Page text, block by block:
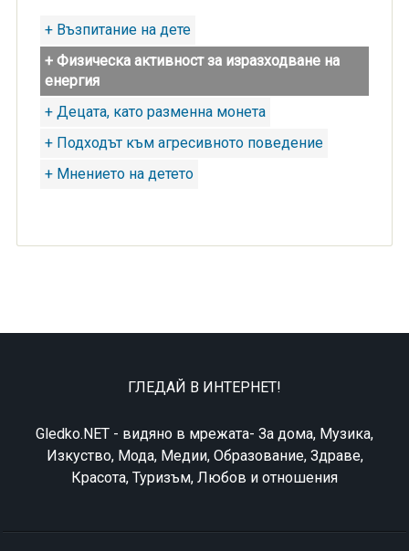
+ Възпитание на дете
+ Физическа активност за изразходване на
енергия
+ Децата, като разменна монета
+ Подходът към агресивното поведение
+ Мнението на детето
ГЛЕДАЙ В ИНТЕРНЕТ!
Gledko.NET - видяно в мрежата- За дома, Музика,
Изкуство, Мода, Медии, Образование, Здраве,
Красота, Туризъм, Любов и отношения